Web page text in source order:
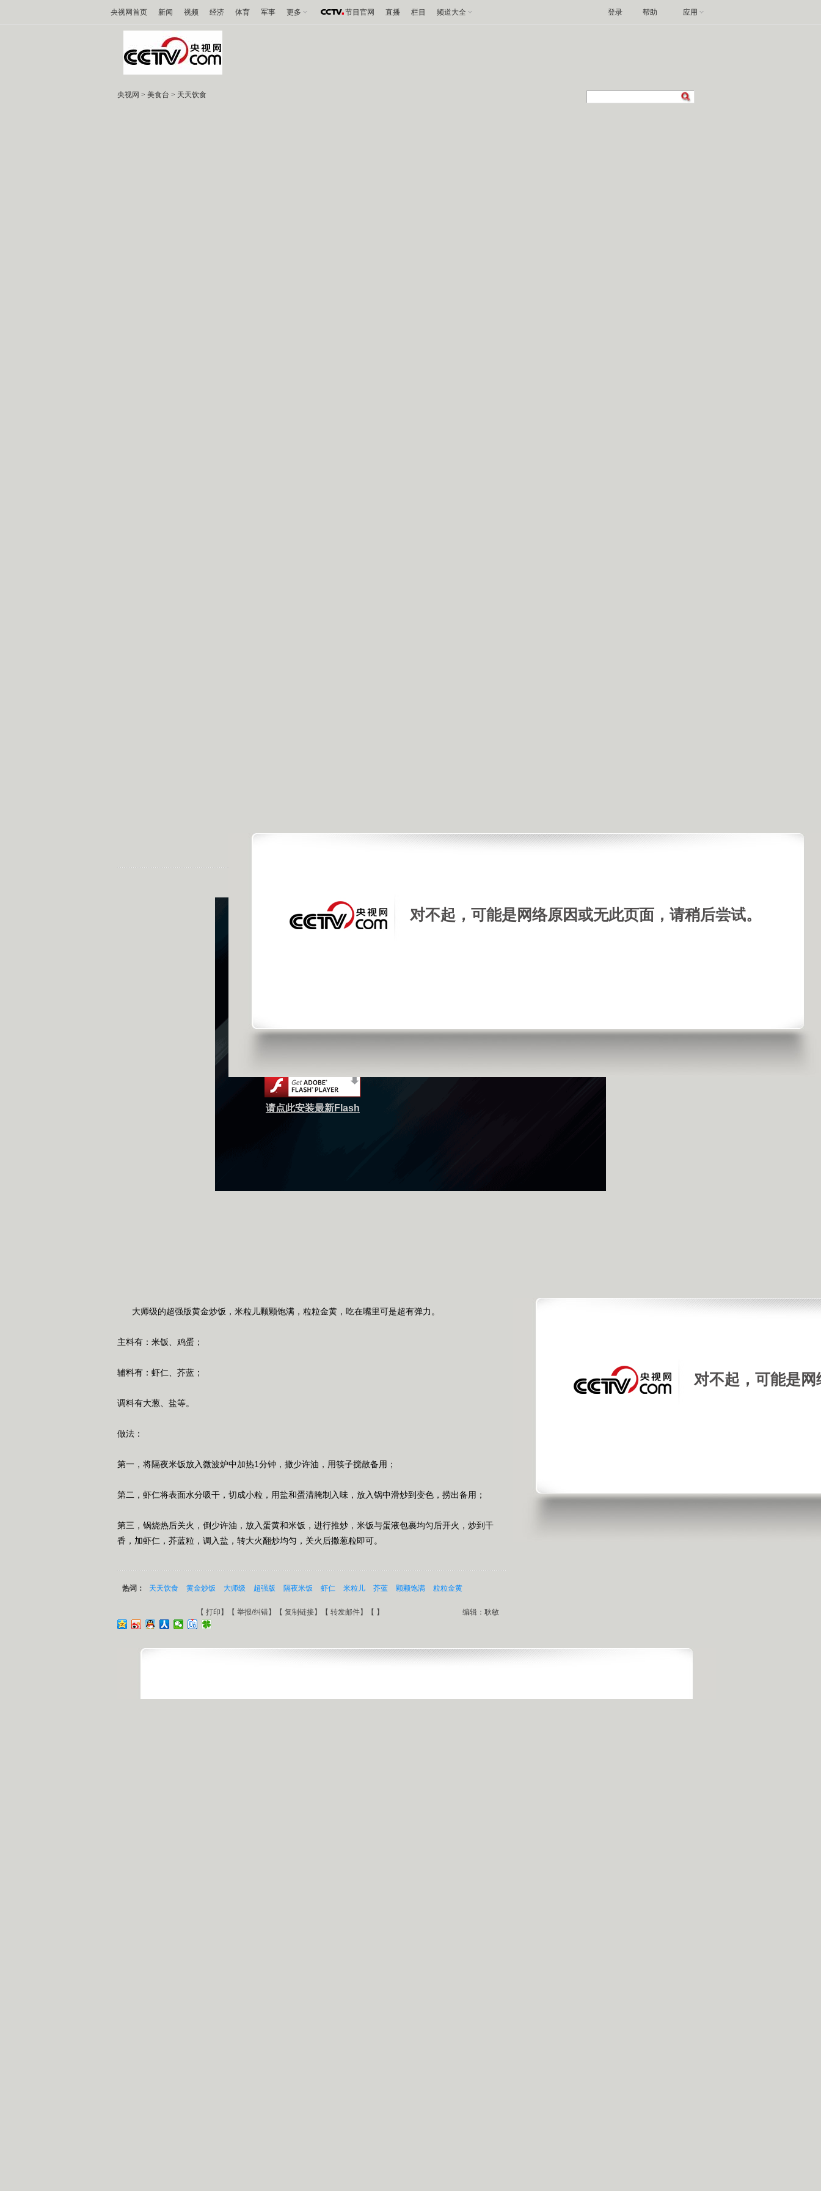
央视网首页 新闻 视频 经济 体育 军事 更多 节目官网 直播 栏目 频道大全 帮助 应用
登录
央视网 > 美食台 > 天天饮食
[天天饮食]天天美味 黄金炒饭
请点此安装最新Flash
对不起，可能是网络原因或无此页面，请稍后尝试。
对不起，可能是
大师级的超强版黄金炒饭，米粒儿颗颗饱满，粒粒金黄，吃在嘴里可是超有弹力。
主料有：米饭、鸡蛋；
辅料有：虾仁、芥蓝；
调料有大葱、盐等。
做法：
第一，将隔夜米饭放入微波炉中加热1分钟，撒少许油，用筷子搅散备用；
第二，虾仁将表面水分吸干，切成小粒，用盐和蛋清腌制入味，放入锅中滑炒到变色，捞出备用；
第三，锅烧热后关火，倒少许油，放入蛋黄和米饭，进行推炒，米饭与蛋液包裹均匀后开火，炒到干
香，加虾仁，芥蓝粒，调入盐，转大火翻炒均匀，关火后撒葱粒即可。
热词： 天天饮食 黄金炒饭 大师级 超强版 隔夜米饭 虾仁 米粒儿 芥蓝 颗颗饱满 粒粒金黄
编辑：耿敏
【 打印 】【 举报/纠错】【 复制链接】【 转发邮件】【 】